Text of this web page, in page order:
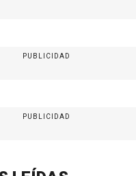
PUBLICIDAD
PUBLICIDAD